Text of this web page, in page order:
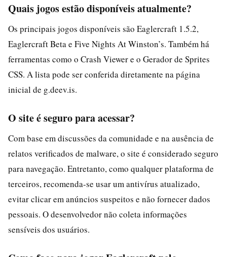
Quais jogos estão disponíveis atualmente?
Os principais jogos disponíveis são Eaglercraft 1.5.2,
Eaglercraft Beta e Five Nights At Winston’s. Também há
ferramentas como o Crash Viewer e o Gerador de Sprites
CSS. A lista pode ser conferida diretamente na página
inicial de g.deev.is.
O site é seguro para acessar?
Com base em discussões da comunidade e na ausência de
relatos verificados de malware, o site é considerado seguro
para navegação. Entretanto, como qualquer plataforma de
terceiros, recomenda-se usar um antivírus atualizado,
evitar clicar em anúncios suspeitos e não fornecer dados
pessoais. O desenvolvedor não coleta informações
sensíveis dos usuários.